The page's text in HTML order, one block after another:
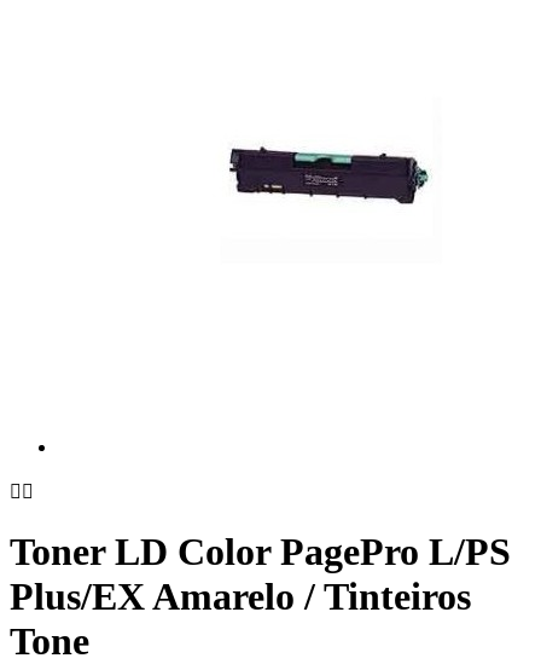
 
Toner LD Color PagePro L/PS
Plus/EX Amarelo / Tinteiros
Tone